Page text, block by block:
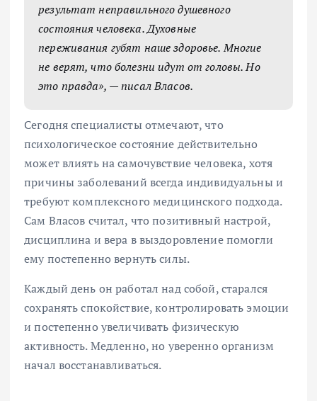
результат неправильного душевного
состояния человека. Духовные
переживания губят наше здоровье. Многие
не верят, что болезни идут от головы. Но
это правда», — писал Власов.
Сегодня специалисты отмечают, что
психологическое состояние действительно
может влиять на самочувствие человека, хотя
причины заболеваний всегда индивидуальны и
требуют комплексного медицинского подхода.
Сам Власов считал, что позитивный настрой,
дисциплина и вера в выздоровление помогли
ему постепенно вернуть силы.
Каждый день он работал над собой, старался
сохранять спокойствие, контролировать эмоции
и постепенно увеличивать физическую
активность. Медленно, но уверенно организм
начал восстанавливаться.